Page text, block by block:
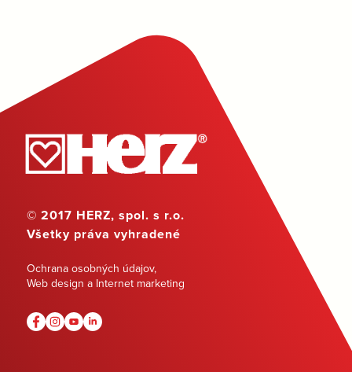
© 2017 HERZ, spol. s r.o.
Všetky práva vyhradené
Ochrana osobných údajov,
Web design a Internet marketing